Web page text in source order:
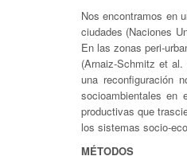
Nos encontramos en
ciudades (Naciones
En las zonas peri-
(Arnaiz-Schmitz et
una reconfiguración
socioambientales en
productivas que
los sistemas socio-
MÉTODOS